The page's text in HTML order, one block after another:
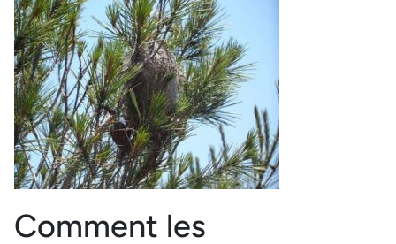
Comment les